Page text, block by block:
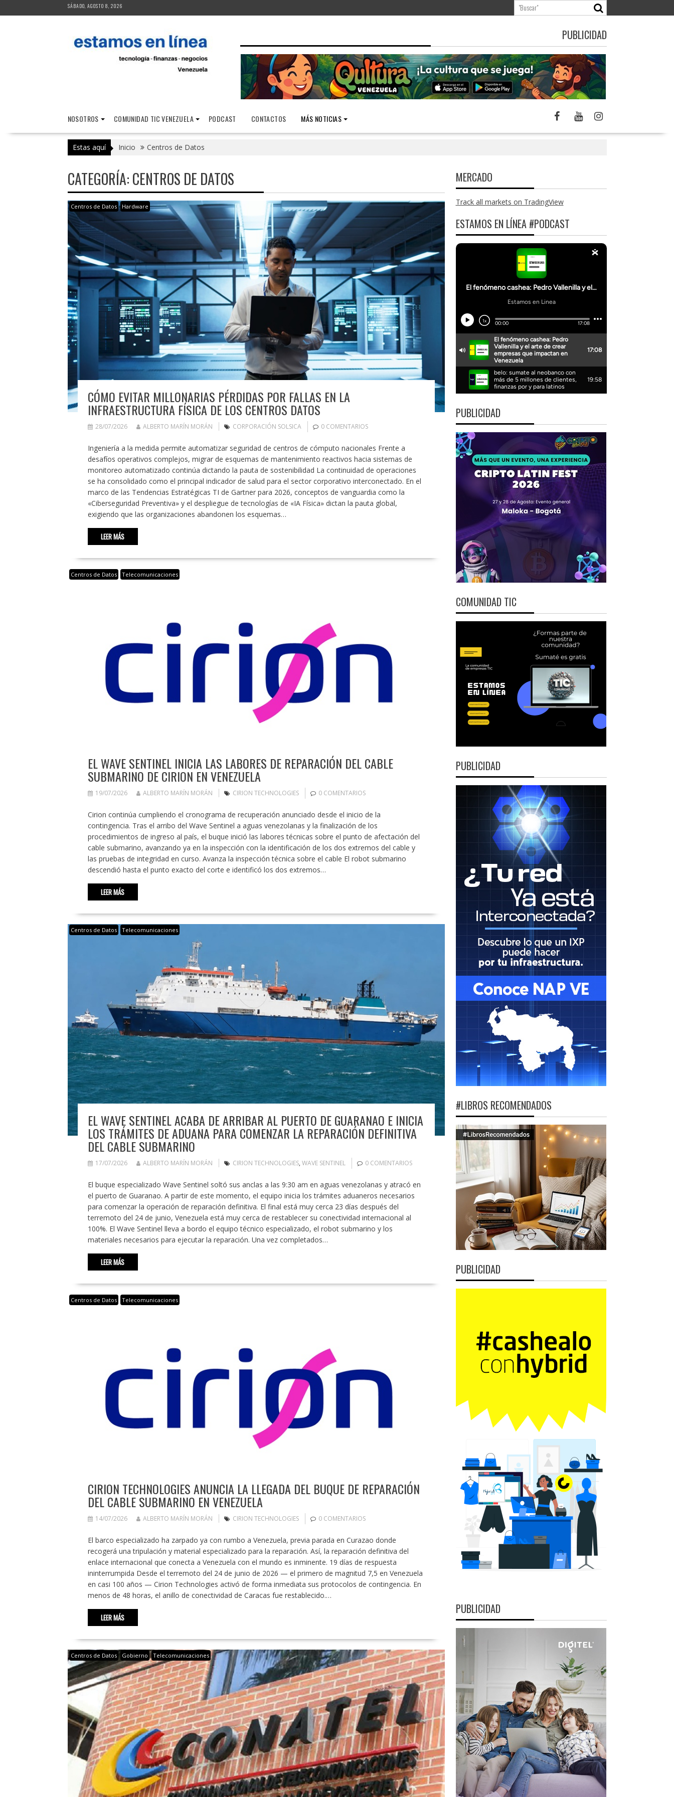
al
SÁBADO, AGOSTO 8, 2026
PUBLICIDAD
NOSOTROS COMUNIDAD TIC VENEZUELA PODCAST CONTACTOS MÁS NOTICIAS
Estas aquí Inicio Centros de Datos
CATEGORÍA:CENTROS DE DATOS
Centros de Datos Hardware
CÓMO EVITAR MILLONARIAS PÉRDIDAS POR FALLAS EN LA
INFRAESTRUCTURA FÍSICA DE LOS CENTROS DATOS
28/07/2026 ALBERTO MARÍN MORÁN CORPORACIÓN SOLSICA 0 COMENTARIOS
Ingeniería a la medida permite automatizar seguridad de centros de cómputo nacionales Frente a
desafíos operativos complejos, migrar de esquemas de mantenimiento reactivos hacia sistemas de
monitoreo automatizado continúa dictando la pauta de sostenibilidad La continuidad de operaciones
se ha consolidado como el principal indicador de salud para el sector corporativo interconectado. En el
marco de las Tendencias Estratégicas TI de Gartner para 2026, conceptos de vanguardia como la
«Ciberseguridad Preventiva» y el despliegue de tecnologías de «IA Física» dictan la pauta global,
exigiendo que las organizaciones abandonen los esquemas…
LEER MÁS
Centros de Datos Telecomunicaciones
EL WAVE SENTINEL INICIA LAS LABORES DE REPARACIÓN DEL CABLE
SUBMARINO DE CIRION EN VENEZUELA
19/07/2026 ALBERTO MARÍN MORÁN CIRION TECHNOLOGIES 0 COMENTARIOS
Cirion continúa cumpliendo el cronograma de recuperación anunciado desde el inicio de la
contingencia. Tras el arribo del Wave Sentinel a aguas venezolanas y la finalización de los
procedimientos de ingreso al país, el buque inició las labores técnicas sobre el punto de afectación del
cable submarino, avanzando ya en la inspección con la identificación de los dos extremos del cable y
las pruebas de integridad en curso. Avanza la inspección técnica sobre el cable El robot submarino
descendió hasta el punto exacto del corte e identificó los dos extremos…
LEER MÁS
Centros de Datos Telecomunicaciones
EL WAVE SENTINEL ACABA DE ARRIBAR AL PUERTO DE GUARANAO E INICIA
LOS TRÁMITES DE ADUANA PARA COMENZAR LA REPARACIÓN DEFINITIVA
DEL CABLE SUBMARINO
17/07/2026 ALBERTO MARÍN MORÁN CIRION TECHNOLOGIES, WAVE SENTINEL 0 COMENTARIOS
El buque especializado Wave Sentinel soltó sus anclas a las 9:30 am en aguas venezolanas y atracó en
el puerto de Guaranao. A partir de este momento, el equipo inicia los trámites aduaneros necesarios
para comenzar la operación de reparación definitiva. El final está muy cerca 23 días después del
terremoto del 24 de junio, Venezuela está muy cerca de restablecer su conectividad internacional al
100%. El Wave Sentinel lleva a bordo el equipo técnico especializado, el robot submarino y los
materiales necesarios para ejecutar la reparación. Una vez completados…
LEER MÁS
Centros de Datos Telecomunicaciones
CIRION TECHNOLOGIES ANUNCIA LA LLEGADA DEL BUQUE DE REPARACIÓN
DEL CABLE SUBMARINO EN VENEZUELA
14/07/2026 ALBERTO MARÍN MORÁN CIRION TECHNOLOGIES 0 COMENTARIOS
El barco especializado ha zarpado ya con rumbo a Venezuela, previa parada en Curazao donde
recogerá una tripulación y material especializado para la reparación. Así, la reparación definitiva del
enlace internacional que conecta a Venezuela con el mundo es inminente. 19 días de respuesta
ininterrumpida Desde el terremoto del 24 de junio de 2026 — el primero de magnitud 7,5 en Venezuela
en casi 100 años — Cirion Technologies activó de forma inmediata sus protocolos de contingencia. En
menos de 48 horas, el anillo de conectividad de Caracas fue restablecido.…
LEER MÁS
Centros de Datos Gobierno Telecomunicaciones
MERCADO
Track all markets on TradingView
ESTAMOS EN LÍNEA #PODCAST
PUBLICIDAD
COMUNIDAD TIC
PUBLICIDAD
#LIBROS RECOMENDADOS
PUBLICIDAD
PUBLICIDAD